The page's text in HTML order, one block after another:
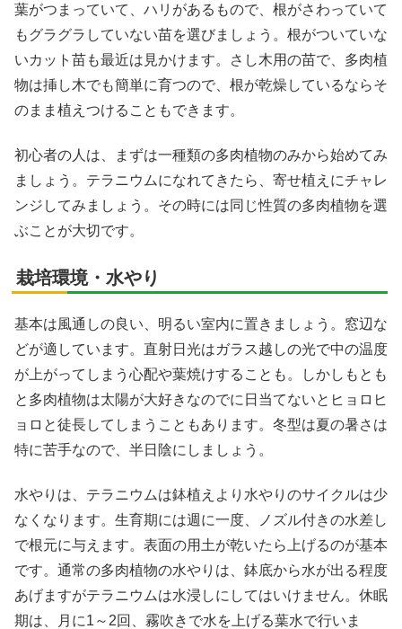
葉がつまっていて、ハリがあるもので、根がさわっていて
もグラグラしていない苗を選びましょう。根がついていな
いカット苗も最近は見かけます。さし木用の苗で、多肉植
物は挿し木でも簡単に育つので、根が乾燥しているならそ
のまま植えつけることもできます。
初心者の人は、まずは一種類の多肉植物のみから始めてみ
ましょう。テラニウムになれてきたら、寄せ植えにチャレ
ンジしてみましょう。その時には同じ性質の多肉植物を選
ぶことが大切です。
栽培環境・水やり
基本は風通しの良い、明るい室内に置きましょう。窓辺な
どが適しています。直射日光はガラス越しの光で中の温度
が上がってしまう心配や葉焼けすることも。しかしもとも
と多肉植物は太陽が大好きなのでに日当てないとヒョロヒ
ョロと徒長してしまうこともあります。冬型は夏の暑さは
特に苦手なので、半日陰にしましょう。
水やりは、テラニウムは鉢植えより水やりのサイクルは少
なくなります。生育期には週に一度、ノズル付きの水差し
で根元に与えます。表面の用土が乾いたら上げるのが基本
です。通常の多肉植物の水やりは、鉢底から水が出る程度
あげますがテラニウムは水浸しにしてはいけません。休眠
期は、月に1～2回、霧吹きで水を上げる葉水で行いま